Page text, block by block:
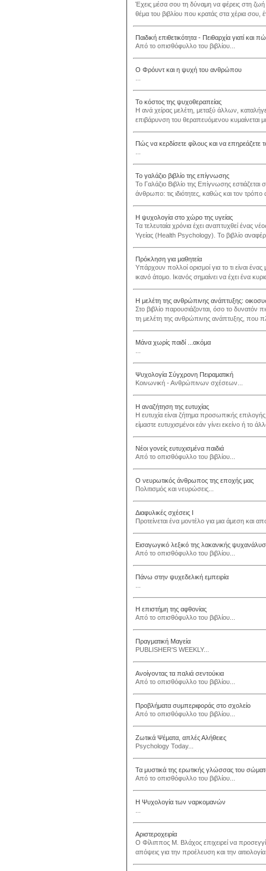
Έχεις μέσα σου τη δύναμη να φέρεις στη
θέμα του βιβλίου που κρατάς στα χέρια σου,
Παιδική επιθετικότητα - Πειθαρχία γιατί και
Από το οπισθόφυλλο του βιβλίου...
Ο Φρόυντ και η ψυχή του ανθρώπου
Το κόστος της ψυχοθεραπείας
Η ανά χείρας μελέτη, μεταξύ άλλων,
επιβάρυνση του θεραπευόμενου κυμαίνεται
Πώς να κερδίσετε φίλους και να επηρεάζετε
Το γαλάζιο βιβλίο της επίγνωσης
Το Γαλάζιο Βιβλίο της Επίγνωσης
άνθρωπο: τις ιδιότητες, καθώς και τον
Η ψυχολογία στο χώρο της υγείας
Τα τελευταία χρόνια έχει αναπτυχθεί ένας
Υγείας (Health Psychology). Το βιβλίο
Πρόκληση για μαθητεία
Υπάρχουν πολλοί ορισμοί για το τι είναι
ικανό άτομο. Ικανός σημαίνει να έχει ένα
Η μελέτη της ανθρώπινης ανάπτυξης:
Στο βιβλίο παρουσιάζονται, όσο το δυνατόν
τη μελέτη της ανθρώπινης ανάπτυξης, που
Μάνα χωρίς παιδί ...ακόμα
Ψυχολογία Σύγχρονη Πειραματική
Κοινωνική - Ανθρώπινων σχέσεων...
Η αναζήτηση της ευτυχίας
Η ευτυχία είναι ζήτημα προσωπικής
είμαστε ευτυχισμένοι εάν γίνει εκείνο ή το
Νέοι γονείς ευτυχισμένα παιδιά
Από το οπισθόφυλλο του βιβλίου...
Ο νευρωτικός άνθρωπος της εποχής μας
Πολιτισμός και νευρώσεις...
Διαφυλικές σχέσεις I
Προτείνεται ένα μοντέλο για μια άμεση και
Εισαγωγικό λεξικό της λακανικής
Από το οπισθόφυλλο του βιβλίου...
Πάνω στην ψυχεδελική εμπειρία
Η επιστήμη της αφθονίας
Από το οπισθόφυλλο του βιβλίου...
Πραγματική Μαγεία
PUBLISHER'S WEEKLY...
Ανοίγοντας τα παλιά σεντούκια
Από το οπισθόφυλλο του βιβλίου...
Προβλήματα συμπεριφοράς στο σχολείο
Από το οπισθόφυλλο του βιβλίου...
Ζωτικά Ψέματα, απλές Αλήθειες
Psychology Today...
Τα μυστικά της ερωτικής γλώσσας του
Από το οπισθόφυλλο του βιβλίου...
Η Ψυχολογία των ναρκομανών
Αριστεροχειρία
Ο Φίλιππος Μ. Βλάχος επιχειρεί να
απόψεις για την προέλευση και την